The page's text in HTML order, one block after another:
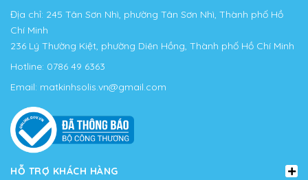
Địa chỉ: 245 Tân Sơn Nhì, phường Tân Sơn Nhì, Thành phố Hồ
Chí Minh
236 Lý Thường Kiệt, phường Diên Hồng, Thành phố Hồ Chí Minh
Hotline: 0786 49 6363
Email: matkinhsolis.vn@gmail.com
HỖ TRỢ KHÁCH HÀNG